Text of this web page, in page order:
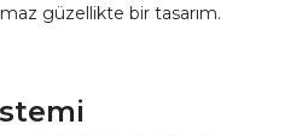
güzellikte bir tasarım.